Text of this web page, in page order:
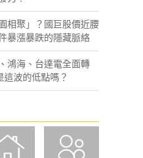
相聚」？國巨股價近腰
暴漲暴跌的隱藏脈絡
鴻海、台達電全面轉
這波的低點嗎？